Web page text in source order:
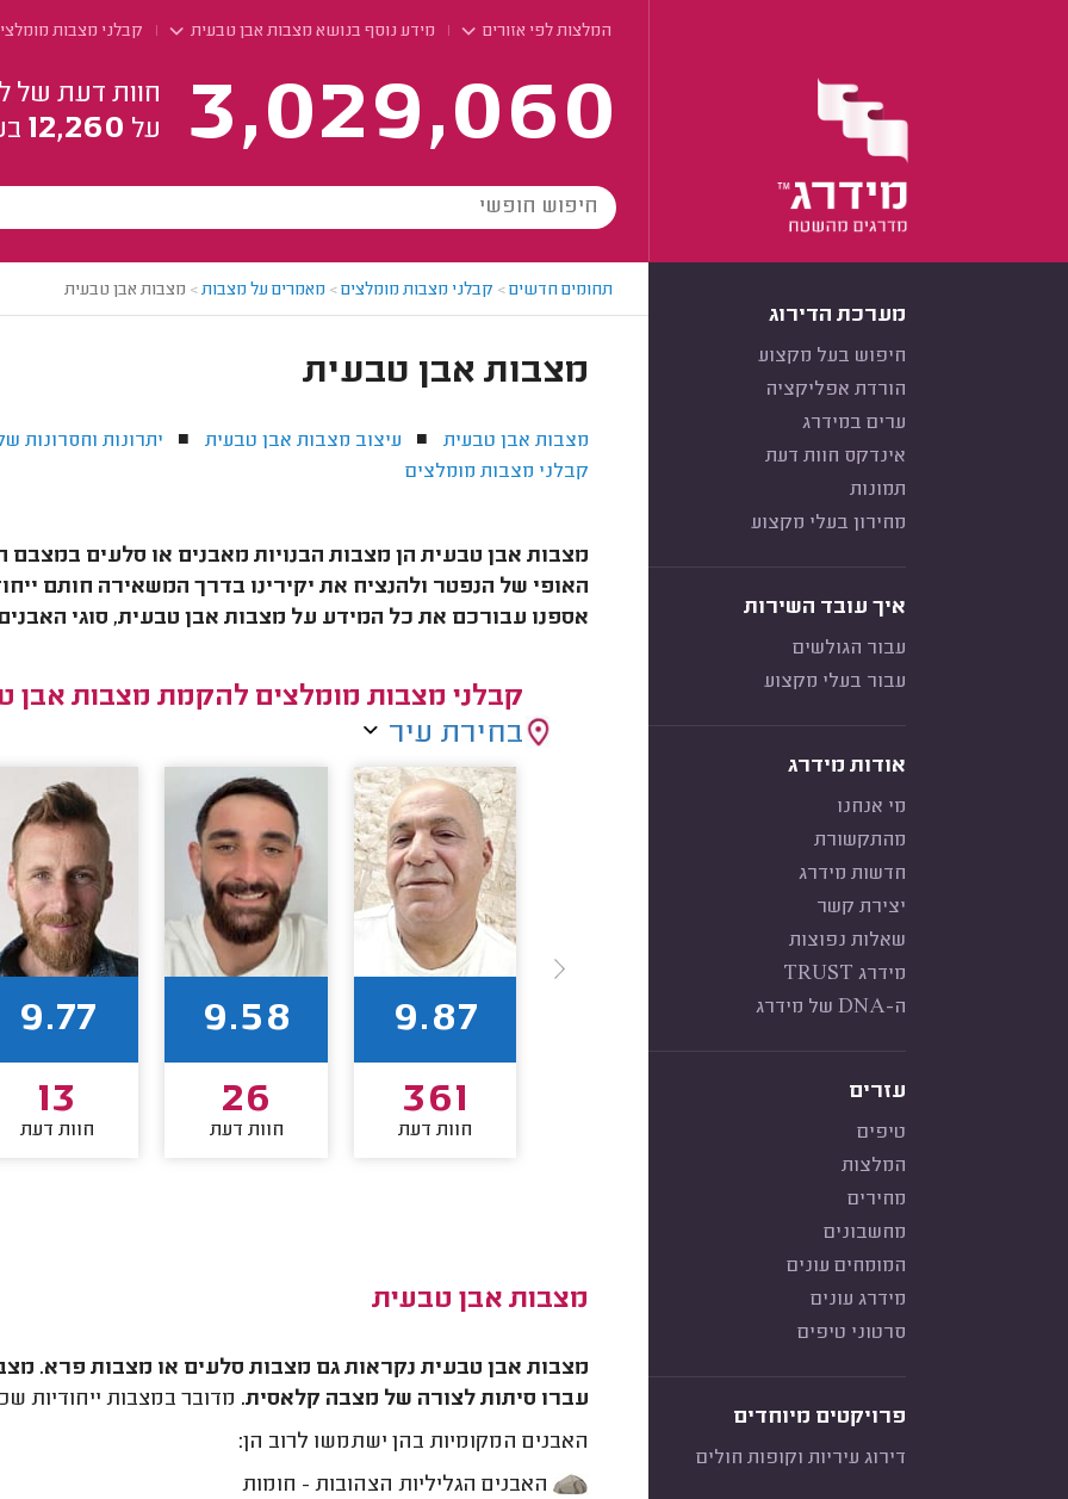
המלצות לפי אזורים מידע נוסף בנושא מצבות אבן טבעית קבלני מצבות
3,029,060
חוות דעת של
על 12,260
מערכת הדירוג
חיפוש בעל מקצוע
הורדת אפליקציה
ערים במידרג
אינדקס חוות דעת
תמונות
מחירון בעלי מקצוע
איך עובד השירות
עבור הגולשים
עבור בעלי מקצוע
אודות מידרג
מי אנחנו
מהתקשורת
חדשות מידרג
יצירת קשר
שאלות נפוצות
מידרג TRUST
ה-DNA של מידרג
עזרים
טיפים
המלצות
מחירים
מחשבונים
המומחים עונים
מידרג עונים
סרטוני טיפים
פרויקטים מיוחדים
דירוג עיריות וקופות חולים
תחומים חדשים> קבלני מצבות מומלצים> מאמרים על מצבות> מצבות אבן טבעית
מצבות אבן טבעית
מצבות אבן טבעית ■ עיצוב מצבות אבן טבעית ■ יתרונות וחסרונות
קבלני מצבות מומלצים
מצבות אבן טבעית הן מצבות הבנויות מאבנים או סלעים במצבם
האופי של הנפטר ולהנציח את יקירינו בדרך המשאירה חותם
אספנו עבורכם את כל המידע על מצבות אבן טבעית, סוגי
קבלני מצבות מומלצים להקמת מצבות אבן
בחירת עיר
9.87
361
חוות דעת
9.58
26
חוות דעת
9.77
13
חוות דעת
מצבות אבן טבעית
מצבות אבן טבעית נקראות גם מצבות סלעים או מצבות פרא.
עברו סיתות לצורה של מצבה קלאסית. מדובר במצבות ייחודיות
האבנים המקומיות בהן ישתמשו לרוב הן:
האבנים הגליליות הצהובות - חומות